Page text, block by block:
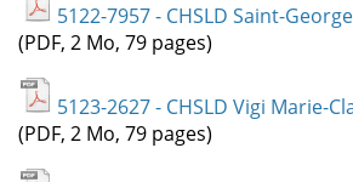
5122-7957 - CHSLD Saint-
(PDF, 2 Mo, 79 pages)
5123-2627 - CHSLD Vigi Marie-
(PDF, 2 Mo, 79 pages)